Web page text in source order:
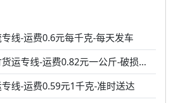
线-运费0.6元每千克-每天发车
乌鲁木齐到新竹货运专线-运费0.82元一公斤-破损包赔
线-运费0.59元1千克-准时送达